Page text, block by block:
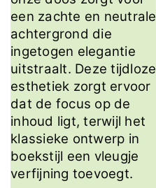
een zachte en neutrale
achtergrond die
ingetogen elegantie
uitstraalt. Deze tijdloze
esthetiek zorgt ervoor
dat de focus op de
inhoud ligt, terwijl het
klassieke ontwerp in
boekstijl een vleugje
verfijning toevoegt.